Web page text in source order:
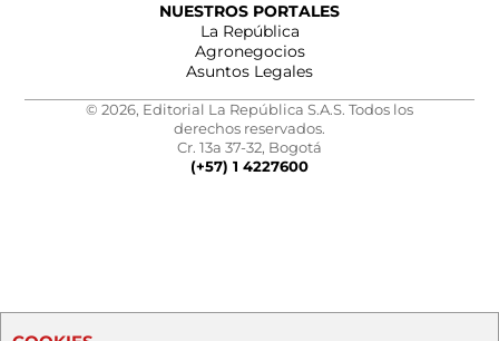
NUESTROS PORTALES
La República
Agronegocios
Asuntos Legales
© 2026, Editorial La República S.A.S. Todos los
derechos reservados.
Cr. 13a 37-32, Bogotá
(+57) 1 4227600